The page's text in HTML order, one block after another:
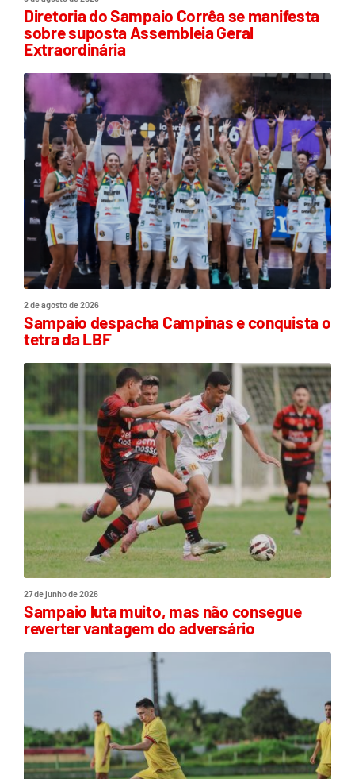
Diretoria do Sampaio Corrêa se manifesta
sobre suposta Assembleia Geral
Extraordinária
2 de agosto de 2026
Sampaio despacha Campinas e conquista o
tetra da LBF
27 de junho de 2026
Sampaio luta muito, mas não consegue
reverter vantagem do adversário